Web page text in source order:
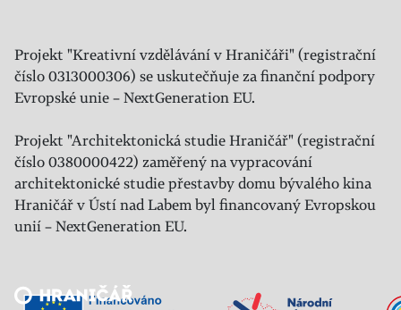
Projekt "Kreativní vzdělávání v Hraničáři" (registrační
číslo 0313000306) se uskutečňuje za finanční podpory
Evropské unie – NextGeneration EU.
Projekt "Architektonická studie Hraničář" (registrační
číslo 0380000422) zaměřený na vypracování
architektonické studie přestavby domu bývalého kina
Hraničář v Ústí nad Labem byl financovaný Evropskou
unií – NextGeneration EU.